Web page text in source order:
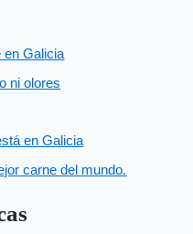
en Galicia
ni olores
en Galicia
carne del mundo.